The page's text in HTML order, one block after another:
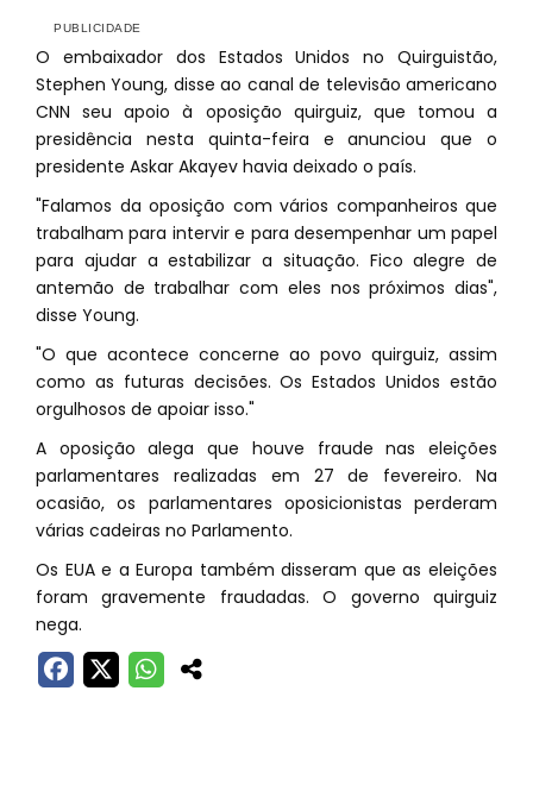
O embaixador dos Estados Unidos no Quirguistão,
Stephen Young, disse ao canal de televisão americano
CNN seu apoio à oposição quirguiz, que tomou a
presidência nesta quinta-feira e anunciou que o
presidente Askar Akayev havia deixado o país.
"Falamos da oposição com vários companheiros que
trabalham para intervir e para desempenhar um papel
para ajudar a estabilizar a situação. Fico alegre de
antemão de trabalhar com eles nos próximos dias",
disse Young.
"O que acontece concerne ao povo quirguiz, assim
como as futuras decisões. Os Estados Unidos estão
orgulhosos de apoiar isso."
A oposição alega que houve fraude nas eleições
parlamentares realizadas em 27 de fevereiro. Na
ocasião, os parlamentares oposicionistas perderam
várias cadeiras no Parlamento.
Os EUA e a Europa também disseram que as eleições
foram gravemente fraudadas. O governo quirguiz
nega.